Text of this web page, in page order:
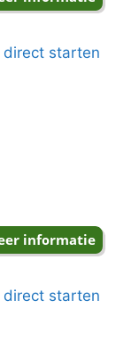
direct starten
direct starten